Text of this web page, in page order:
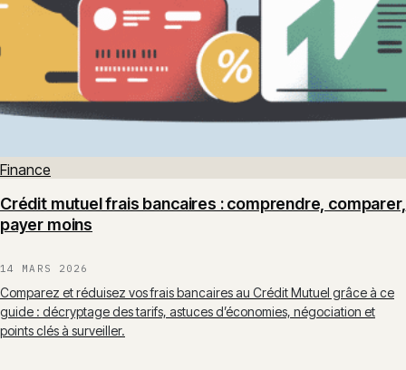
Finance
Crédit mutuel frais bancaires : comprendre, comparer,
payer moins
14 MARS 2026
Comparez et réduisez vos frais bancaires au Crédit Mutuel grâce à ce
guide : décryptage des tarifs, astuces d’économies, négociation et
points clés à surveiller.